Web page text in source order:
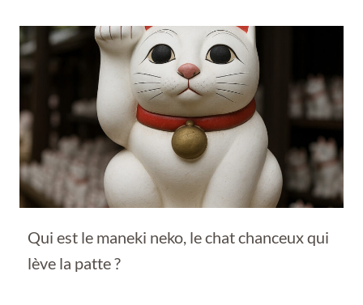
Qui est le maneki neko, le chat chanceux qui
lève la patte ?